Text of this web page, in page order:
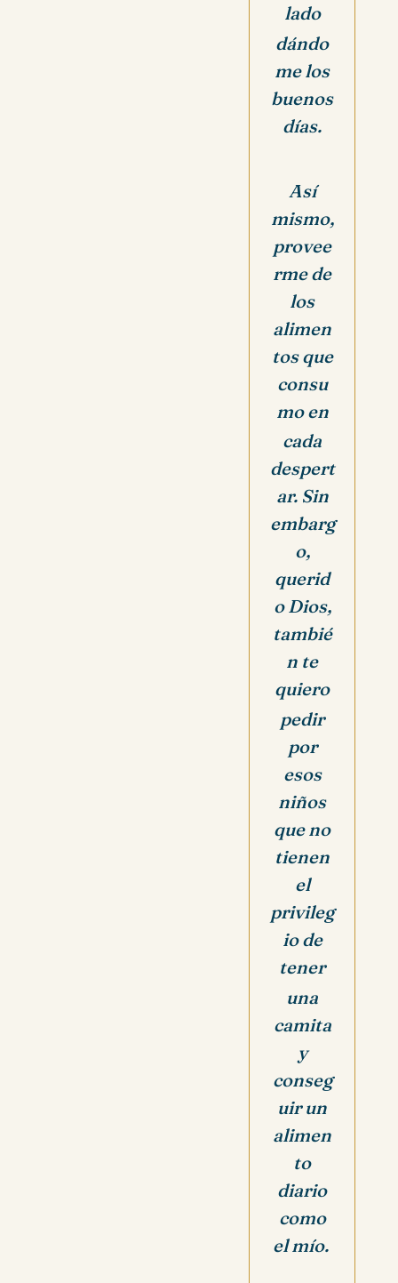
lado
dándo
me los
buenos
días.
Así
mismo,
provee
rme de
los
alimen
tos que
consu
mo en
cada
despert
ar. Sin
embarg
o,
querid
o Dios,
tambié
n te
quiero
pedir
por
esos
niños
que no
tienen
el
privileg
iode
tener
una
camita
y
conseg
uir un
alimen
to
diario
como
el mío.